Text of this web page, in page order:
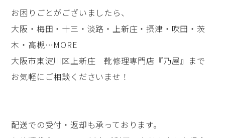
お困りごとがございましたら、
大阪・梅田・十三・淡路・上新庄・摂津・吹田・茨
木・高槻…MORE
大阪市東淀川区上新庄 靴修理専門店『乃屋』まで
お気軽にご相談くださいませ！
配送での受付・返却も承っております。